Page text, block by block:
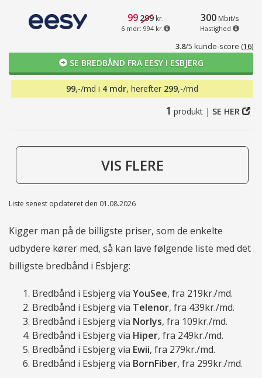
99 299kr.
6 mdr: 994 kr.
300 Mbit/s
Hastighed
SE BREDBÅND FRA EESY I ESBJERG
3.8/5 kunde-score (16)
99,-/md i 4 mdr, herefter 299,-/md
1 produkt | SE HER
VIS FLERE
Liste senest opdateret den 01.08.2026
Kigger man på de billigste priser, som de enkelte
udbydere kører med, så kan lave følgende liste med det
billigste bredbånd i Esbjerg:
Bredbånd i Esbjerg via YouSee, fra 219kr./md.
Bredbånd i Esbjerg via Telenor, fra 439kr./md.
Bredbånd i Esbjerg via Norlys, fra 109kr./md.
Bredbånd i Esbjerg via Hiper, fra 249kr./md.
Bredbånd i Esbjerg via Ewii, fra 279kr./md.
Bredbånd i Esbjerg via BornFiber, fra 299kr./md.